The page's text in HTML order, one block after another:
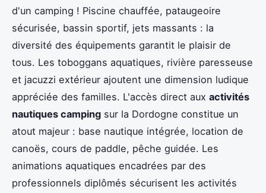
d'un camping ! Piscine chauffée, pataugeoire
sécurisée, bassin sportif, jets massants : la
diversité des équipements garantit le plaisir de
tous. Les toboggans aquatiques, rivière paresseuse
et jacuzzi extérieur ajoutent une dimension ludique
appréciée des familles. L'accès direct aux activités
nautiques camping sur la Dordogne constitue un
atout majeur : base nautique intégrée, location de
canoës, cours de paddle, pêche guidée. Les
animations aquatiques encadrées par des
professionnels diplômés sécurisent les activités